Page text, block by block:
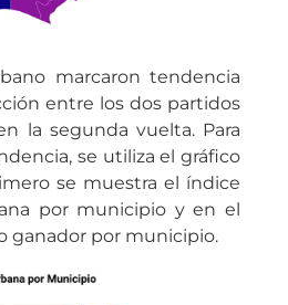
marcaron tendencia
entre los dos partidos
la segunda vuelta. Para
se utiliza el gráfico
se muestra el índice
por municipio y en el
ganador por municipio.